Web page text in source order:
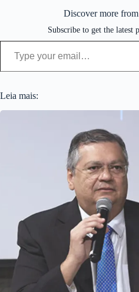
Discover more
Subscribe to get the latest
Type your email…
Leia mais: